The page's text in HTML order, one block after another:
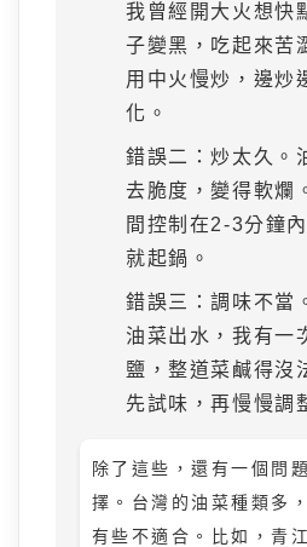
我曾經開大火想快
子變黑，吃起來苦
用中火慢炒，邊炒
化。
錯誤二：炒太久。
去脆度，變得軟爛
間控制在2-3分鐘
就起鍋。
錯誤三：調味不當
油菜出水，我有一
鹽，整道菜鹹得沒
先試味，再慢慢調
除了這些，還有一個問
擇。台灣的油菜種類多
有些不適合。比如，青